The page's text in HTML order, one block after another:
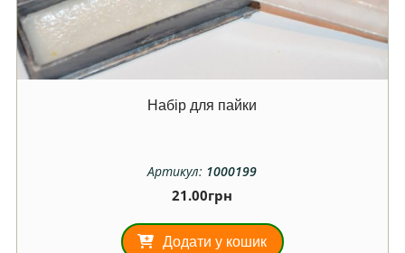
Набір для пайки
Артикул: 1000199
21.00грн
Додати у кошик